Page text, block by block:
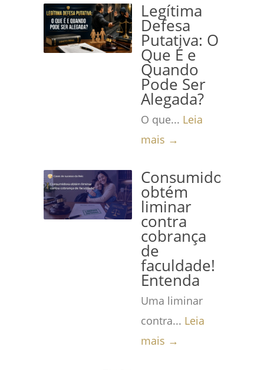
Legítima
Defesa
Putativa: O
Que É e
Quando
Pode Ser
Alegada?
O que... Leia
mais →
Consumidora
obtém
liminar
contra
cobrança
de
faculdade!
Entenda
Uma liminar
contra... Leia
mais →